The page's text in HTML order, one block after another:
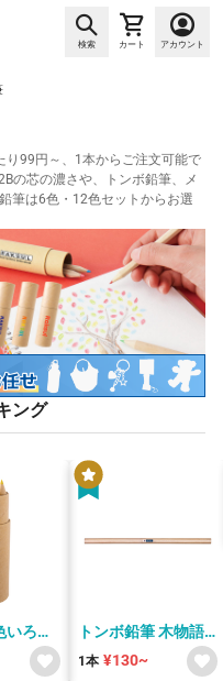
検索 カート アカウント
り99円～、1本からご注文可能で
の芯の濃さや、トンボ鉛筆、メ
筆は6色・12色セットからお選
ング
いろえ
トンボ鉛筆 木物語
リサイクル鉛筆
1本 ¥130~